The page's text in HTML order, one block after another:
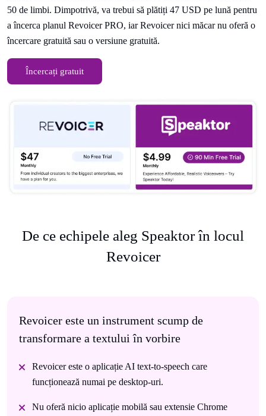
50 de limbi. Dimpotrivă, va trebui să plătiți 47 USD pe lună pentru
a încerca planul Revoicer PRO, iar Revoicer nici măcar nu oferă o
încercare gratuită sau o versiune gratuită.
Încercați gratuit
De ce echipele aleg Speaktor în locul
Revoicer
Revoicer este un instrument scump de
transformare a textului în vorbire
Revoicer este o aplicație AI text-to-speech care
funcționează numai pe desktop-uri.
Nu oferă nicio aplicație mobilă sau extensie Chrome